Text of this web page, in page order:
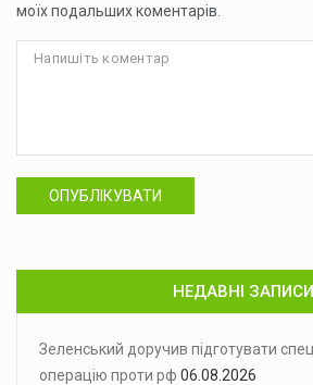
моїх подальших коментарів.
ОПУБЛІКУВАТИ
НЕДАВНІ ЗАПИСИ
Зеленський доручив підготувати
операцію проти рф 06.08.2026